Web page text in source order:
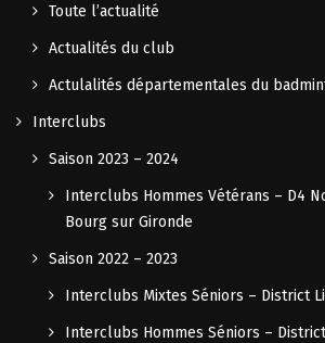
Toute l’actualité
Actualités du club
Actulalités départementales du
Interclubs
Saison 2023 – 2024
Interclubs Hommes Vétérans – D4
Bourg sur Gironde
Saison 2022 – 2023
Interclubs Mixtes Séniors – District
Interclubs Hommes Séniors –